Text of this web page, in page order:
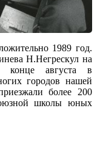
1989 год.
Н.Негрескул на
августа в
городов нашей
более 200
школы юных